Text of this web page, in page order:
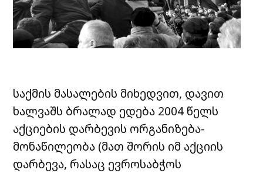
საქმის მასალების მიხედვით, დავით
ხალვაშს ბრალად ედება 2004 წელს
აქციების დარბევის ორგანიზება-
მონაწილეობა (მათ შორის იმ აქციის
დარბევა, რასაც ევროსაბჭოს